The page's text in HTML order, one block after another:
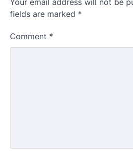
Your email address will not be
fields are marked *
Comment *